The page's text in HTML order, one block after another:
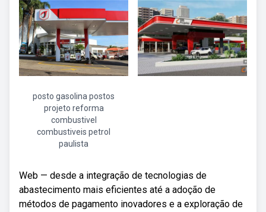
posto gasolina postos
projeto reforma
combustivel
combustiveis petrol
paulista
Web — desde a integração de tecnologias de
abastecimento mais eficientes até a adoção de
métodos de pagamento inovadores e a exploração de